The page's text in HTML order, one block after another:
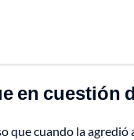
en cuestión
que cuando la agredió